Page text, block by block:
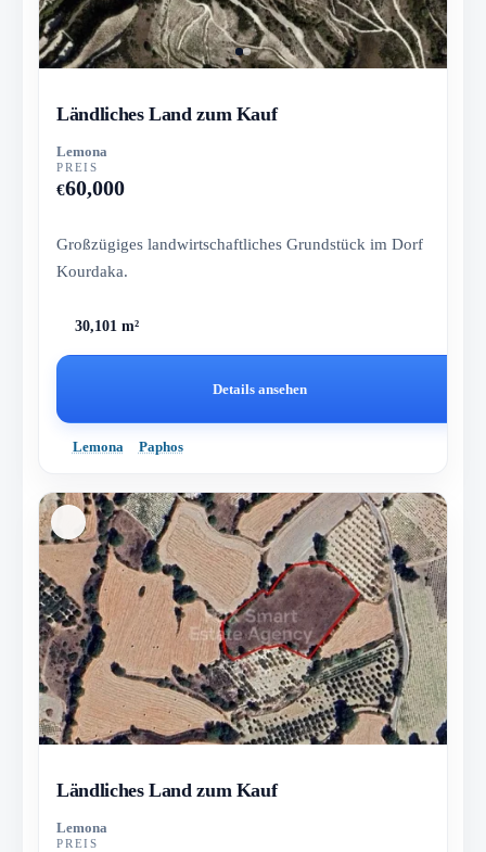
Ländliches Land zum Kauf
Lemona
PREIS
€60,000
Großzügiges landwirtschaftliches Grundstück im Dorf
Kourdaka.
30,101 m²
Details ansehen
Lemona Paphos
Ländliches Land zum Kauf
Lemona
PREIS